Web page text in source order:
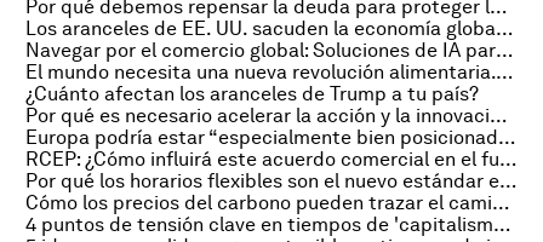
Por qué debemos repensar la deuda para proteger la educación y desbloquear el desarrollo a largo plazo
Los aranceles de EE. UU. sacuden la economía global, y otras noticias económicas clave
Navegar por el comercio global: Soluciones de IA para la turbulencia arancelaria
El mundo necesita una nueva revolución alimentaria. Así es cómo podemos empoderar a los agricultores
¿Cuánto afectan los aranceles de Trump a tu país?
Por qué es necesario acelerar la acción y la innovación en salud materna
Europa podría estar “especialmente bien posicionada” para manejar una guerra arancelaria
RCEP: ¿Cómo influirá este acuerdo comercial en el futuro del multilateralismo?
Por qué los horarios flexibles son el nuevo estándar en los trabajos por horas
Cómo los precios del carbono pueden trazar el camino hacia un transporte neto cero
4 puntos de tensión clave en tiempos de 'capitalismo con esteroides'